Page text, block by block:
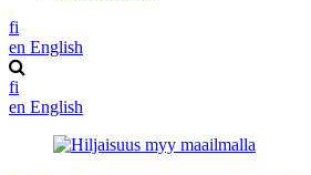
fi
en English
fi
en English